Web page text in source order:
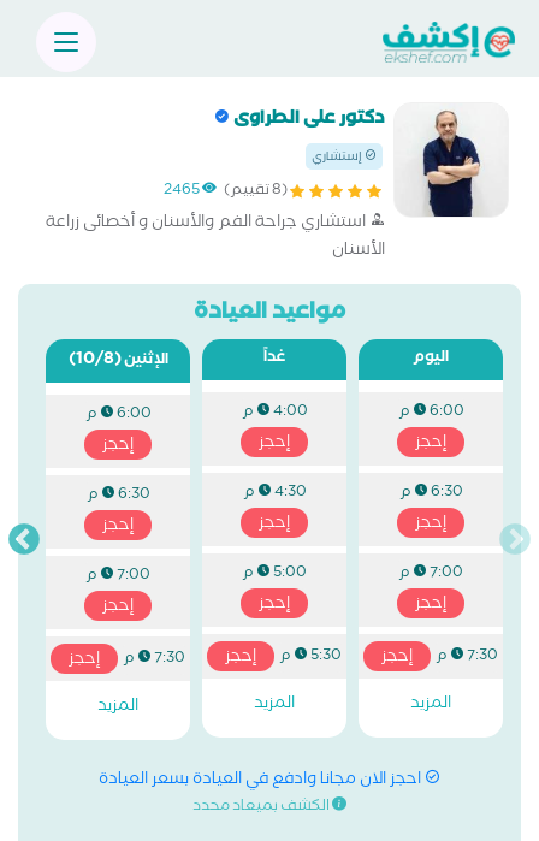
دكتور على الطراوى
إستشاري
(8 تقييم) 2465
استشاري جراحة الفم والأسنان و أخصائى زراعة
الأسنان
مواعيد العيادة
اليوم
6:00 م
إحجز
6:30 م
إحجز
7:00 م
إحجز
7:30 م
إحجز
المزيد
غداً
4:00 م
إحجز
4:30 م
إحجز
5:00 م
إحجز
5:30 م
إحجز
المزيد
الإثنين(10/8)
6:00 م
إحجز
6:30 م
إحجز
7:00 م
إحجز
7:30 م
إحجز
المزيد
احجز الان مجانا وادفع في العيادة بسعر العيادة
الكشف بميعاد محدد